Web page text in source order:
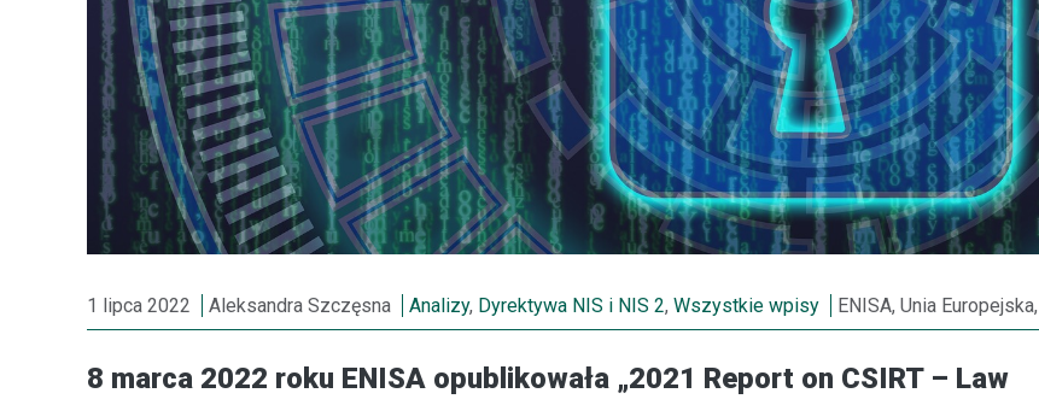
1 lipca 2022 Aleksandra Szczęsna Analizy, Dyrektywa NIS i NIS 2, Wszystkie wpisy ENISA, Unia Europejska,
8 marca 2022 roku ENISA opublikowała „2021 Report on CSIRT – Law